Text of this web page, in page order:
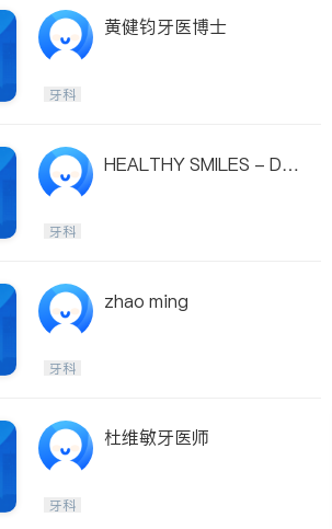
黄健钧牙医博士
牙科
HEALTHY SMILES - DR.
牙科
zhao ming
牙科
杜维敏牙医师
牙科